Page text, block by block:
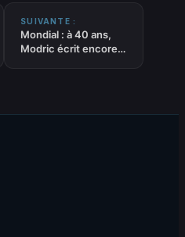
SUIVANTE :
Mondial : à 40 ans,
Modric écrit encore